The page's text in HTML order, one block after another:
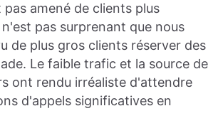
amené de clients plus
pas surprenant que nous
de plus gros clients réserver des
Le faible trafic et la source de
ont rendu irréaliste d'attendre
d'appels significatives en